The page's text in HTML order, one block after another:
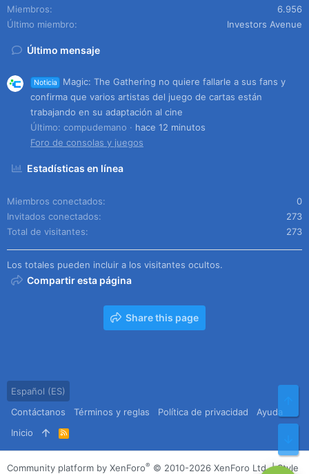
Miembros
6.956
Último miembro
Investors Avenue
Último mensaje
Noticia
Magic: The Gathering no quiere fallarle a sus fans y
confirma que varios artistas del juego de cartas están
trabajando en su adaptación al cine
Último: compudemano
hace 12 minutos
Foro de consolas y juegos
Estadísticas en línea
Miembros conectados
0
Invitados conectados
273
Total de visitantes
273
Los totales pueden incluir a los visitantes ocultos.
Compartir esta página
Share this page
Español (ES)
Contáctanos
Términos y reglas Política de privacidad
Ayuda
Inicio
R
S
S
Community platform by XenForo® © 2010-2026 XenForo Ltd. |Style